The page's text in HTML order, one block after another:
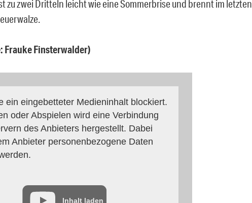
zu zwei Dritteln leicht wie eine Sommerbrise und brennt im letzten
Frauke Finsterwalder)
ein eingebetteter Medieninhalt blockiert.
oder Abspielen wird eine Verbindung
des Anbieters hergestellt. Dabei
Anbieter personenbezogene Daten
Inhalt laden